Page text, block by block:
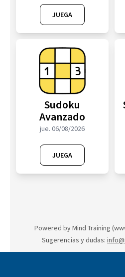
JUEGA
Sudoku
Avanzado
jue. 06/08/2026
JUEGA
Powered by Mind Training (
Sugerencias y dudas: